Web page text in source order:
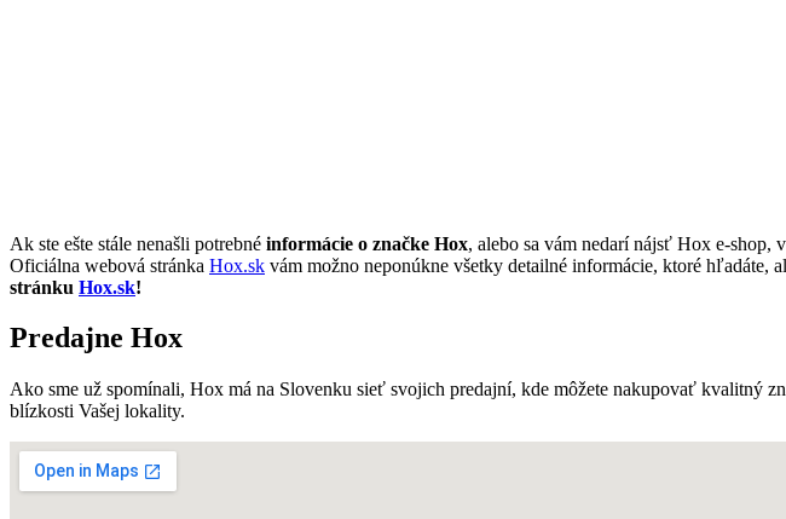
Ak ste ešte stále nenašli potrebné informácie o značke Hox, alebo sa vám nedarí nájsť Hox e-
Oficiálna webová stránka Hox.sk vám možno neponúkne všetky detailné informácie, ktoré hľadáte,
stránku Hox.sk!
Predajne Hox
Ako sme už spomínali, Hox má na Slovenku sieť svojich predajní, kde môžete nakupovať kvalitný
blízkosti Vašej lokality.